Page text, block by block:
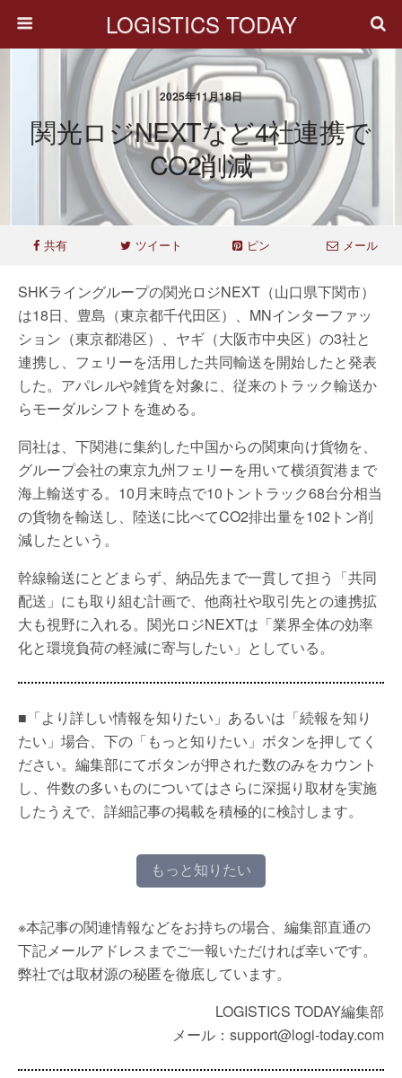
LOGISTICS TODAY
2025年11月18日
関光ロジNEXTなど4社連携で
CO2削減
共有 ツイート ピン メール
SHKライングループの関光ロジNEXT（山口県下関市）
は18日、豊島（東京都千代田区）、MNインターファッ
ション（東京都港区）、ヤギ（大阪市中央区）の3社と
連携し、フェリーを活用した共同輸送を開始したと発表
した。アパレルや雑貨を対象に、従来のトラック輸送か
らモーダルシフトを進める。
同社は、下関港に集約した中国からの関東向け貨物を、
グループ会社の東京九州フェリーを用いて横須賀港まで
海上輸送する。10月末時点で10トントラック68台分相当
の貨物を輸送し、陸送に比べてCO2排出量を102トン削
減したという。
幹線輸送にとどまらず、納品先まで一貫して担う「共同
配送」にも取り組む計画で、他商社や取引先との連携拡
大も視野に入れる。関光ロジNEXTは「業界全体の効率
化と環境負荷の軽減に寄与したい」としている。
■「より詳しい情報を知りたい」あるいは「続報を知り
たい」場合、下の「もっと知りたい」ボタンを押してく
ださい。編集部にてボタンが押された数のみをカウント
し、件数の多いものについてはさらに深掘り取材を実施
したうえで、詳細記事の掲載を積極的に検討します。
もっと知りたい
※本記事の関連情報などをお持ちの場合、編集部直通の
下記メールアドレスまでご一報いただければ幸いです。
弊社では取材源の秘匿を徹底しています。
LOGISTICS TODAY編集部
メール：support@logi-today.com